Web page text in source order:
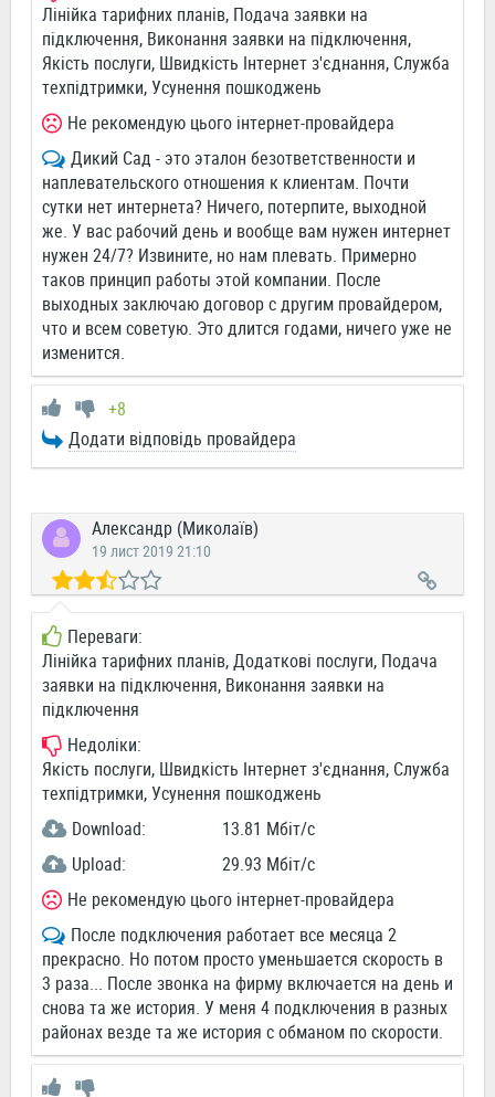
Лінійка тарифних планів, Подача заявки на
підключення, Виконання заявки на підключення,
Якість послуги, Швидкість Інтернет з'єднання, Служба
техпідтримки, Усунення пошкоджень
Не рекомендую цього інтернет-провайдера
Дикий Сад - это эталон безответственности и
наплевательского отношения к клиентам. Почти
сутки нет интернета? Ничего, потерпите, выходной
же. У вас рабочий день и вообще вам нужен интернет
нужен 24/7? Извините, но нам плевать. Примерно
таков принцип работы этой компании. После
выходных заключаю договор с другим провайдером,
что и всем советую. Это длится годами, ничего уже не
изменится.
+8
Додати відповідь провайдера
Александр (Миколаїв)
19 лист 2019 21:10
Переваги:
Лінійка тарифних планів, Додаткові послуги, Подача
заявки на підключення, Виконання заявки на
підключення
Недоліки:
Якість послуги, Швидкість Інтернет з'єднання, Служба
техпідтримки, Усунення пошкоджень
Download:
13.81 Мбіт/c
Upload:
29.93 Мбіт/c
Не рекомендую цього інтернет-провайдера
После подключения работает все месяца 2
прекрасно. Но потом просто уменьшается скорость в
3 раза... После звонка на фирму включается на день и
снова та же история. У меня 4 подключения в разных
районах везде та же история с обманом по скорости.